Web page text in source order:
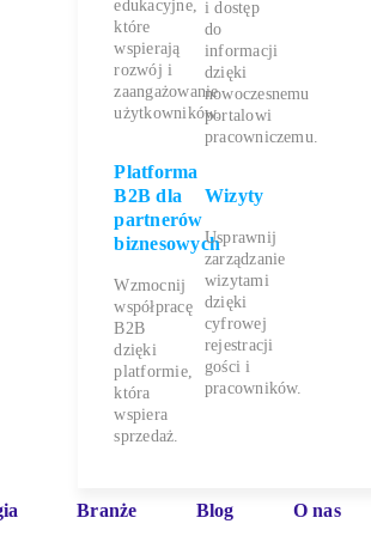
edukacyjne,
które
wspierają
rozwój i
zaangażowanie
użytkowników.
Platforma
B2B dla
partnerów
biznesowych
Wzmocnij
współpracę
B2B
dzięki
platformie,
która
wspiera
sprzedaż.
i dostęp
do
informacji
dzięki
nowoczesnemu
portalowi
pracowniczemu.
Wizyty
Usprawnij
zarządzanie
wizytami
dzięki
cyfrowej
rejestracji
gości i
pracowników.
Branże Blog O nas